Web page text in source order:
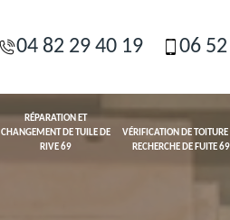
04 82 29 40 19 06
RÉPARATION ET
CHANGEMENT DE TUILE DE
RIVE 69
VÉRIFICATION DE TOITURE
RECHERCHE DE FUITE 69